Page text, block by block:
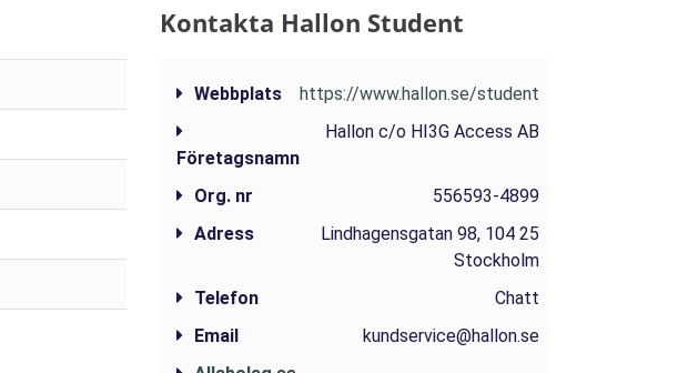
Kontakta Hallon Student
Webbplats https://www.hallon.se/student
Företagsnamn
Hallon c/o HI3G Access AB
Org. nr
556593-4899
Adress
Lindhagensgatan 98, 104 25
Stockholm
Telefon
Chatt
Email
kundservice@hallon.se